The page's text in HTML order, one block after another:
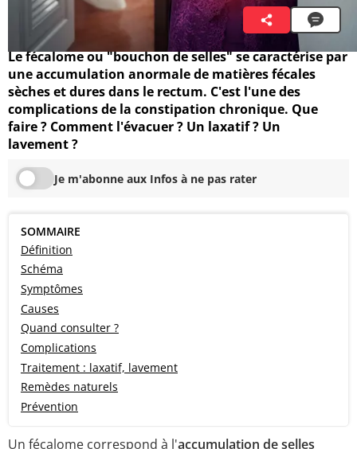
Dr Claire Lewandowski
19 décembre 2022 10:31
Le fécalome ou "bouchon de selles" se caractérise par
une accumulation anormale de matières fécales
sèches et dures dans le rectum. C'est l'une des
complications de la constipation chronique. Que
faire ? Comment l'évacuer ? Un laxatif ? Un
lavement ?
Je m'abonne aux Infos à ne pas rater
SOMMAIRE
Définition
Schéma
Symptômes
Causes
Quand consulter ?
Complications
Traitement : laxatif, lavement
Remèdes naturels
Prévention
Un fécalome correspond à l'accumulation de selles